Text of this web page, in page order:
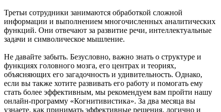
Третьи сотрудники занимаются обработкой сложной
информации и выполнением многочисленных аналитических
функций. Они отвечают за развитие речи, интеллектуальные
задачи и символическое мышление.
Не давайте забыть. Безусловно, важно знать о структуре и
функциях головного мозга, его центрах и теориях,
объясняющих его загадочность и удивительность. Однако,
если вы также хотите развивать его работу и помогать ему
стать более эффективным, мы рекомендуем вам пройти нашу
онлайн-программу «Когнитивистика». За два месяца вы
узнаете, как принимать эффективные решения, логично и